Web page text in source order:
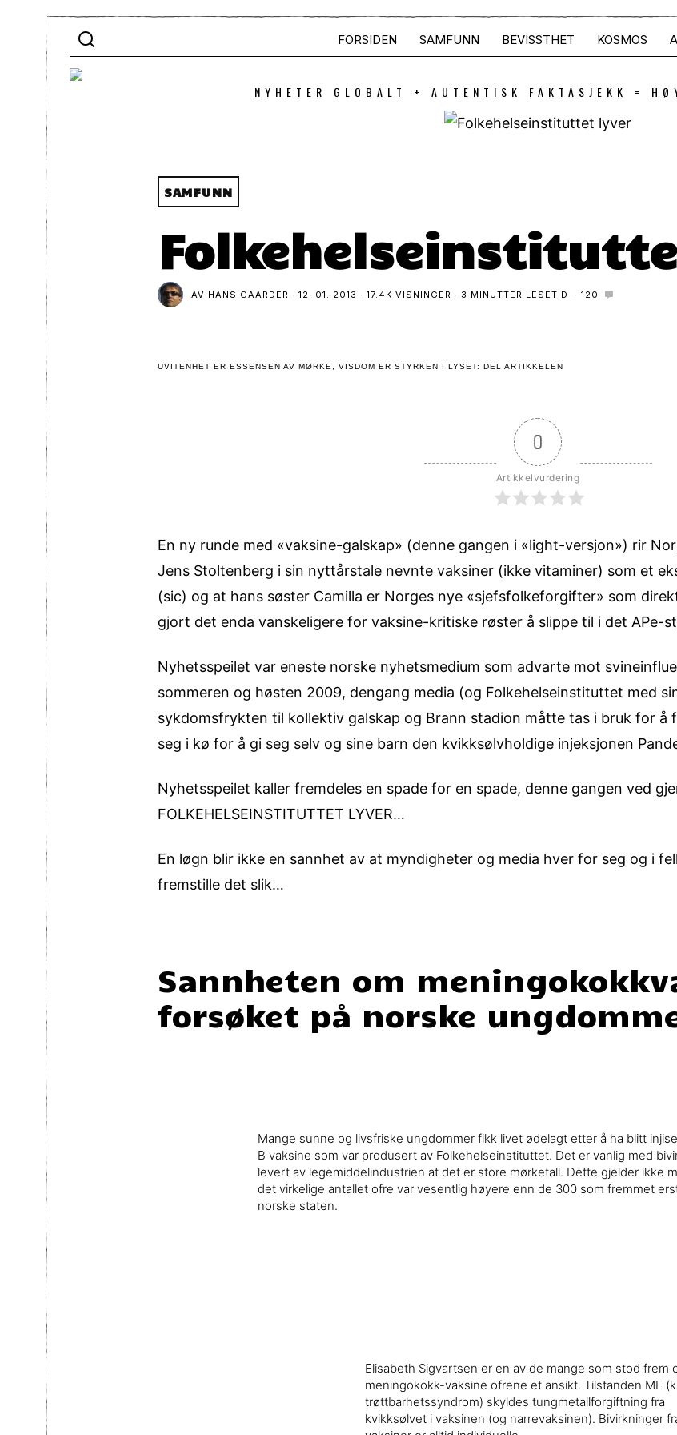
FORSIDEN SAMFUNN BEVISSTHET KOSMOS
NYHETER GLOBALT + AUTENTISK FAKTASJEKK =
SAMFUNN
AV HANS GAARDER 12. 01. 2013 17.4K VISNINGER 3 MINUTTER LESETID 120
UVITENHET ER ESSENSEN AV MØRKE, VISDOM ER STYRKEN I LYSET: DEL ARTIKKELEN
0
Artikkelvurdering
En ny runde med «vaksine-galskap» (denne gangen i «light-versjon») rir
Jens Stoltenberg i sin nyttårstale nevnte vaksiner (ikke vitaminer) som et
(sic) og at hans søster Camilla er Norges nye «sjefsfolkeforgifter» som
gjort det enda vanskeligere for vaksine-kritiske røster å slippe til i det APe-
Nyhetsspeilet var eneste norske nyhetsmedium som advarte mot
sommeren og høsten 2009, dengang media (og Folkehelseinstituttet med
sykdomsfrykten til kollektiv galskap og Brann stadion måtte tas i bruk for å
seg i kø for å gi seg selv og sine barn den kvikksølvholdige injeksjonen
Nyhetsspeilet kaller fremdeles en spade for en spade, denne gangen ved
FOLKEHELSEINSTITUTTET LYVER…
En løgn blir ikke en sannhet av at myndigheter og media hver for seg og i
fremstille det slik…
Sannheten om
forsøket på norske
Mange sunne og livsfriske ungdommer fikk livet ødelagt etter å ha blitt
B vaksine som var produsert av Folkehelseinstituttet. Det er vanlig med
levert av legemiddelindustrien at det er store mørketall. Dette gjelder ikke
det virkelige antallet ofre var vesentlig høyere enn de 300 som fremmet
norske staten.
Elisabeth Sigvartsen er en av de mange som stod frem
meningokokk-vaksine ofrene et ansikt. Tilstanden ME
trøttbarhetssyndrom) skyldes tungmetallforgiftning fra
kvikksølvet i vaksinen (og narrevaksinen). Bivirkninger